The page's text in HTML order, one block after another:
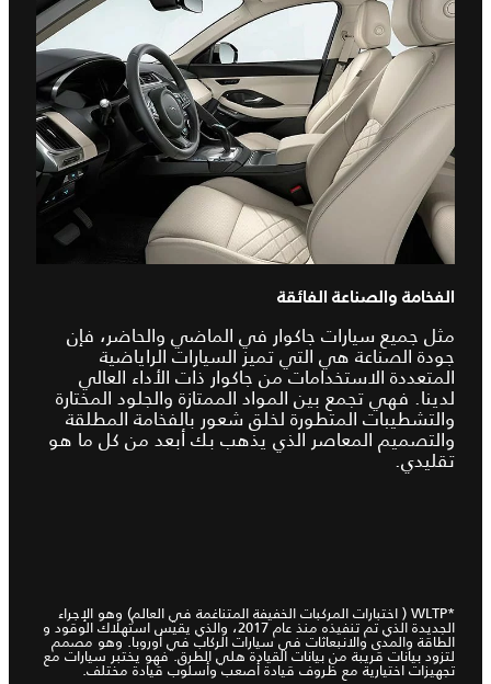
الفخامة والصناعة الفائقة
مثل جميع سيارات جاكوار في الماضي والحاضر، فإن
جودة الصناعة هي التي تميز السيارات الراياضية
المتعددة الاستخدامات من جاكوار ذات الأداء العالي
لدينا. فهي تجمع بين المواد الممتازة والجلود المختارة
والتشطيبات المتطورة لخلق شعور بالفخامة المطلقة
والتصميم المعاصر الذي يذهب بك أبعد من كل ما هو
تقليدي.
*WLTP ( اختبارات المركبات الخفيفة المتناغمة في العالم) وهو الإجراء
الجديدة الذي تم تنفيذه منذ عام 2017، والذي يقيس استهلاك الوقود و
الطاقة والمدى والانبعاثات في سيارات الركاب في أوروبا. وهو مصمم
لتزود بيانات قريبة من بيانات القيادة هلي الطرق. فهو يختبر سيارات مع
تجهيزات اختيارية مع ظروف قيادة أصعب وأسلوب قيادة مختلف.